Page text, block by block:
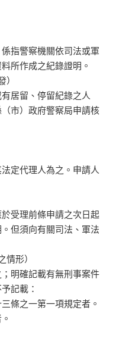
指警察機關依司法或軍
所作成之紀錄證明。
）
居留、停留紀錄之人
市）政府警察局申請核
定代理人為之。申請人
受理前條申請之次日起
但須向有關司法、軍法
情形）
明確記載有無刑事案件
記載：
條之一第一項規定者。